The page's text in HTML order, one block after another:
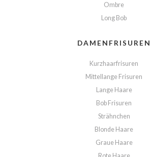
Ombre
Long Bob
DAMENFRISUREN
Kurzhaarfrisuren
Mittellange Frisuren
Lange Haare
Bob Frisuren
Strähnchen
Blonde Haare
Graue Haare